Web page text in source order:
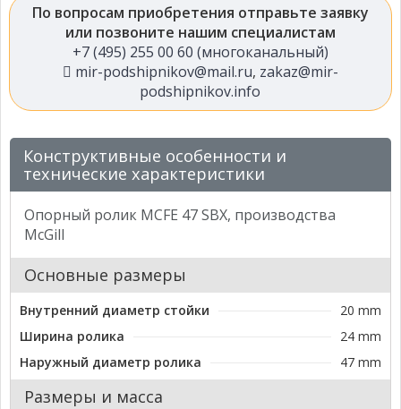
По вопросам приобретения отправьте заявку
или позвоните нашим специалистам
+7 (495) 255 00 60 (многоканальный)
mir-podshipnikov@mail.ru, zakaz@mir-
podshipnikov.info
Конструктивные особенности и
технические характеристики
Опорный ролик MCFE 47 SBX, производства
McGill
Основные размеры
Внутренний диаметр стойки
20 mm
Ширина ролика
24 mm
Наружный диаметр ролика
47 mm
Размеры и масса